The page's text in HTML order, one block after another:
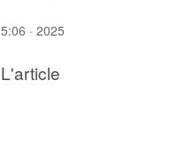
5:06 · 2025
L'article